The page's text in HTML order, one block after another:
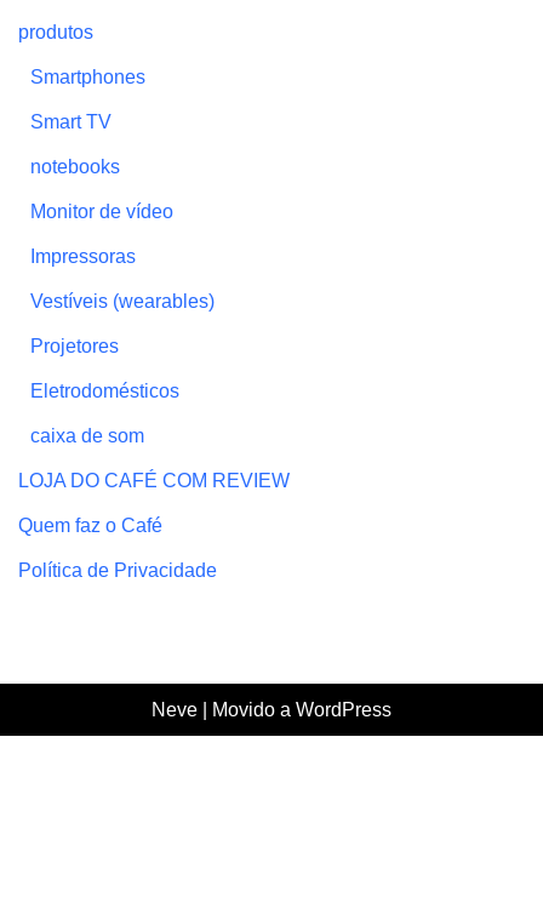
produtos
Smartphones
Smart TV
notebooks
Monitor de vídeo
Impressoras
Vestíveis (wearables)
Projetores
Eletrodomésticos
caixa de som
LOJA DO CAFÉ COM REVIEW
Quem faz o Café
Política de Privacidade
Neve | Movido a WordPress